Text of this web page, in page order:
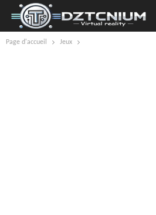
Page d'accueil Jeux